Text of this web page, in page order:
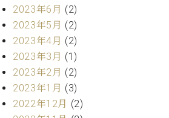
W.
ホ
フ
マ
ン
ヴ
ィ
ご
挨
技
術
者
紹
介
展示
2023年6月 (2)
2023年5月 (2)
2023年4月 (2)
2023年3月 (1)
2023年2月 (2)
2023年1月 (3)
2022年12月 (2)